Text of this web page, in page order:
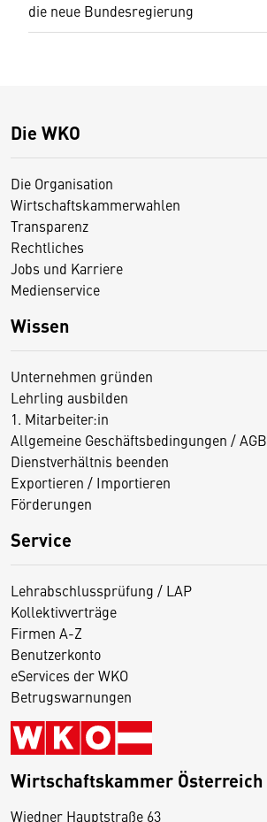
die neue Bundesregierung
Die WKO
Die Organisation
Wirtschaftskammerwahlen
Transparenz
Rechtliches
Jobs und Karriere
Medienservice
Wissen
Unternehmen gründen
Lehrling ausbilden
1. Mitarbeiter:in
Allgemeine Geschäftsbedingungen / AGB
Dienstverhältnis beenden
Exportieren / Importieren
Förderungen
Service
Lehrabschlussprüfung / LAP
Kollektivverträge
Firmen A-Z
Benutzerkonto
eServices der WKO
Betrugswarnungen
Wirtschaftskammer Österreich
Wiedner Hauptstraße 63